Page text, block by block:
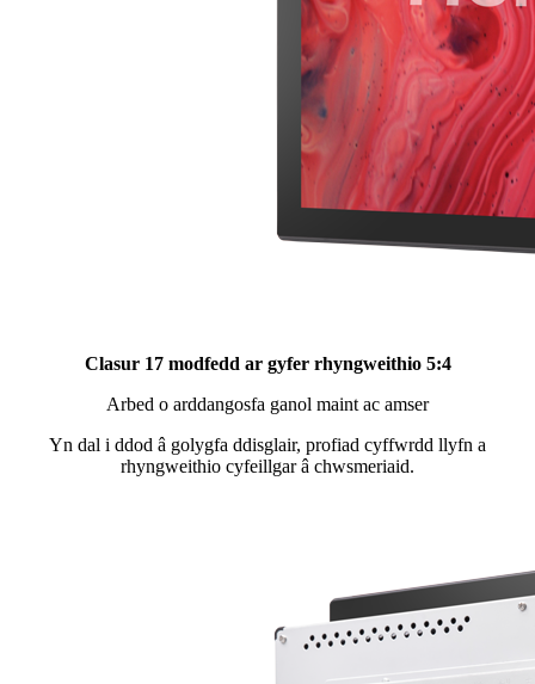
Clasur 17 modfedd ar gyfer rhyngweithio 5:4
Arbed o arddangosfa ganol maint ac amser
Yn dal i ddod â golygfa ddisglair, profiad cyffwrdd llyfn a
rhyngweithio cyfeillgar â chwsmeriaid.